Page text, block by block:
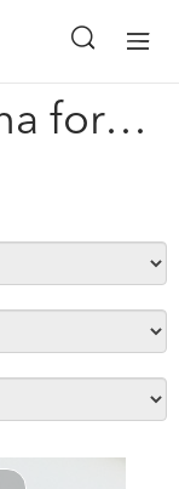
Fotopintura externa forca #126452
x